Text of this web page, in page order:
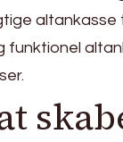
altankasse
funktionel